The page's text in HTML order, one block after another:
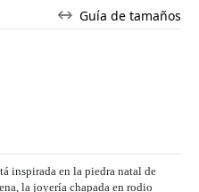
Guía de tamaños
inspirada en la piedra natal de
la joyería chapada en rodio